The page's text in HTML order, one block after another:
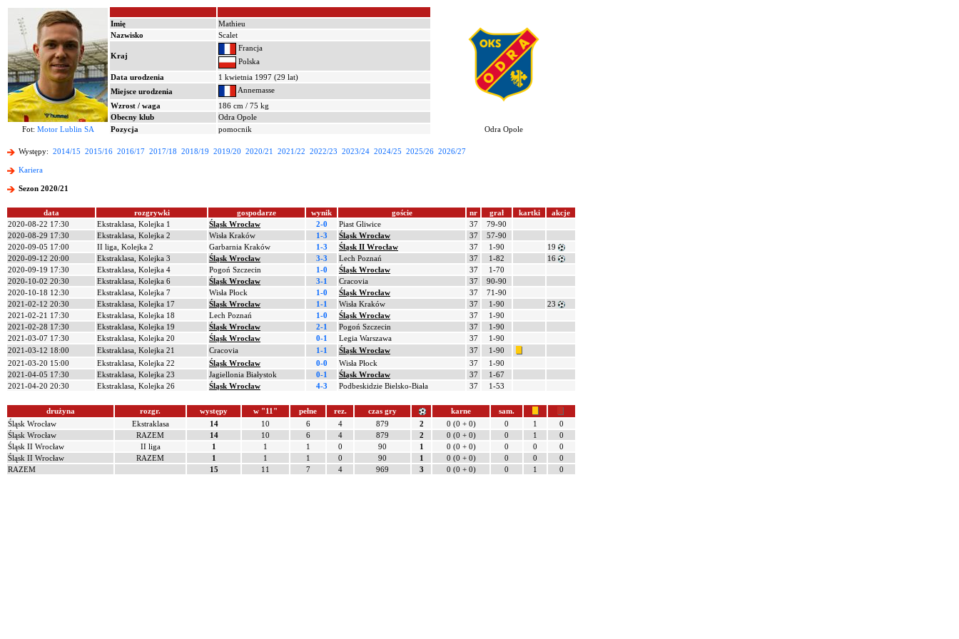
Imię
Mathieu
Nazwisko
Scalet
Kraj
Francja
Polska
Data urodzenia
1 kwietnia 1997 (29 lat)
Miejsce urodzenia
Annemasse
Wzrost / waga
186 cm / 75 kg
Obecny klub
Odra Opole
Fot: Motor Lublin SA Pozycja pomocnik Odra Opole
Występy: 2014/15 2015/16 2016/17 2017/18 2018/19 2019/20 2020/21 2021/22 2022/23 2023/24 2024/25 2025/26 2026/27
Kariera
Sezon 2020/21
data rozgrywki gospodarze wynik goście nr grał kartki
akcje
2020-08-22 17:30
Ekstraklasa, Kolejka 1 Śląsk Wrocław 2-0 Piast Gliwice 37
79-90
2020-08-29 17:30
Ekstraklasa, Kolejka 2 Wisła Kraków 1-3 Śląsk Wrocław 37
57-90
2020-09-05 17:00
II liga, Kolejka 2 Garbarnia Kraków 1-3 Śląsk II Wrocław 37 1-90
19
2020-09-12 20:00
Ekstraklasa, Kolejka 3 Śląsk Wrocław 3-3 Lech Poznań 37 1-82
16
2020-09-19 17:30
Ekstraklasa, Kolejka 4 Pogoń Szczecin 1-0 Śląsk Wrocław 37
1-70
2020-10-02 20:30
Ekstraklasa, Kolejka 6 Śląsk Wrocław 3-1 Cracovia 37
90-90
2020-10-18 12:30
Ekstraklasa, Kolejka 7 Wisła Płock 1-0 Śląsk Wrocław 37
71-90
2021-02-12 20:30
Ekstraklasa, Kolejka 17 Śląsk Wrocław 1-1 Wisła Kraków 37 1-90
23
2021-02-21 17:30
Ekstraklasa, Kolejka 18 Lech Poznań 1-0 Śląsk Wrocław 37
1-90
2021-02-28 17:30
Ekstraklasa, Kolejka 19 Śląsk Wrocław 2-1 Pogoń Szczecin 37
1-90
2021-03-07 17:30
Ekstraklasa, Kolejka 20 Śląsk Wrocław 0-1 Legia Warszawa 37
1-90
2021-03-12 18:00
Ekstraklasa, Kolejka 21 Cracovia 1-1 Śląsk Wrocław 37
1-90
2021-03-20 15:00
Ekstraklasa, Kolejka 22 Śląsk Wrocław 0-0 Wisła Płock 37
1-90
2021-04-05 17:30
Ekstraklasa, Kolejka 23 Jagiellonia Białystok 0-1 Śląsk Wrocław 37
1-67
2021-04-20 20:30
Ekstraklasa, Kolejka 26 Śląsk Wrocław 4-3 Podbeskidzie Bielsko-Biała 37 1-53
drużyna rozgr. występy w "11" pełne rez. czas gry karne
sam.
Śląsk Wrocław
Ekstraklasa 14 10 6 4 879 2 0 (0 + 0) 0 1
0
Śląsk Wrocław
RAZEM 14 10 6 4 879 2 0 (0 + 0) 0 1
0
Śląsk II Wrocław
II liga 1 1 1 0 90 1 0 (0 + 0) 0 0
0
Śląsk II Wrocław
RAZEM 1 1 1 0 90 1 0 (0 + 0) 0 0
0
RAZEM
15 11 7 4 969 3 0 (0 + 0) 0 1 0